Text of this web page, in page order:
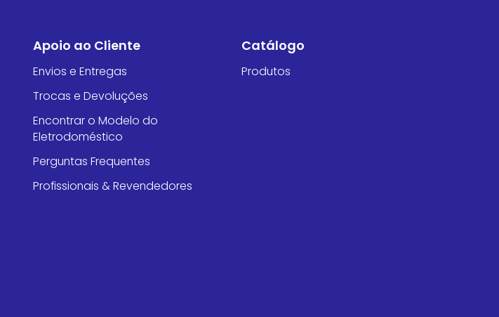
Apoio ao Cliente
Envios e Entregas
Trocas e Devoluções
Encontrar o Modelo do
Eletrodoméstico
Perguntas Frequentes
Profissionais & Revendedores
Catálogo
Produtos